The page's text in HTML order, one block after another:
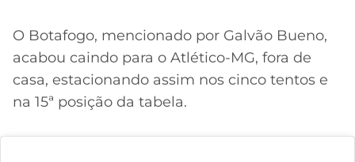
O Botafogo, mencionado por Galvão Bueno,
acabou caindo para o Atlético-MG, fora de
casa, estacionando assim nos cinco tentos e
na 15ª posição da tabela.